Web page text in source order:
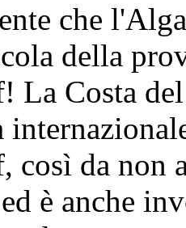
che
della
La Costa
così da non
è anche